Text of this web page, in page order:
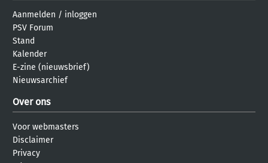
Aanmelden / inloggen
PSV Forum
Stand
Kalender
E-zine (nieuwsbrief)
Nieuwsarchief
Over ons
Voor webmasters
Disclaimer
Privacy